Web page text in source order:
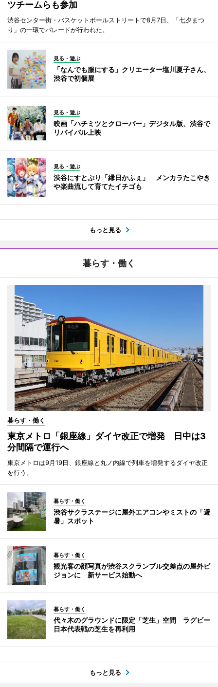
ツチームらも参加
渋谷センター街・バスケットボールストリートで8月7日、「七夕まつ
り」の一環でパレードが行われた。
見る・遊ぶ
「なんでも服にする」クリエーター塩川夏子さん、
渋谷で初個展
見る・遊ぶ
映画「ハチミツとクローバー」デジタル版、渋谷で
リバイバル上映
見る・遊ぶ
渋谷にすとぷり「縁日かふぇ」 メンカラたこやき
や楽曲流して育てたイチゴも
もっと見る
暮らす・働く
暮らす・働く
東京メトロ「銀座線」ダイヤ改正で増発 日中は3
分間隔で運行へ
東京メトロは9月19日、銀座線と丸ノ内線で列車を増発するダイヤ改正
を行う。
暮らす・働く
渋谷サクラステージに屋外エアコンやミストの「避
暑」スポット
暮らす・働く
観光客の顔写真が渋谷スクランブル交差点の屋外ビ
ジョンに 新サービス始動へ
暮らす・働く
代々木のグラウンドに限定「芝生」空間 ラグビー
日本代表戦の芝生を再利用
もっと見る